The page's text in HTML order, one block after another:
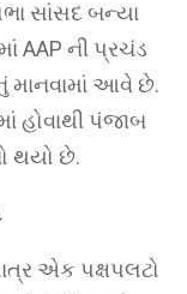
સાંસદ બન્યા
AAP ની પ્રચંડ
માનવામાં આવે છે.
હોવાથી પંજાબ
થયો છે.
એક પક્ષપલટો